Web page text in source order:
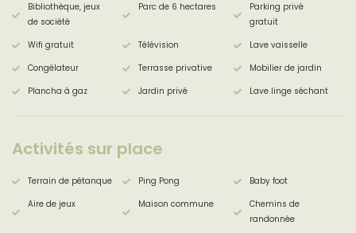
Bibliothèque, jeux
de société
Parc de 6 hectares
Parking privé
gratuit
Wifi gratuit
Télévision
Lave vaisselle
Congélateur
Terrasse privative
Mobilier de jardin
Plancha à gaz
Jardin privé Lave linge séchant
Activités sur place
Terrain de pétanque Ping Pong
Baby foot
Aire de jeux
Maison commune
Chemins de
randonnée